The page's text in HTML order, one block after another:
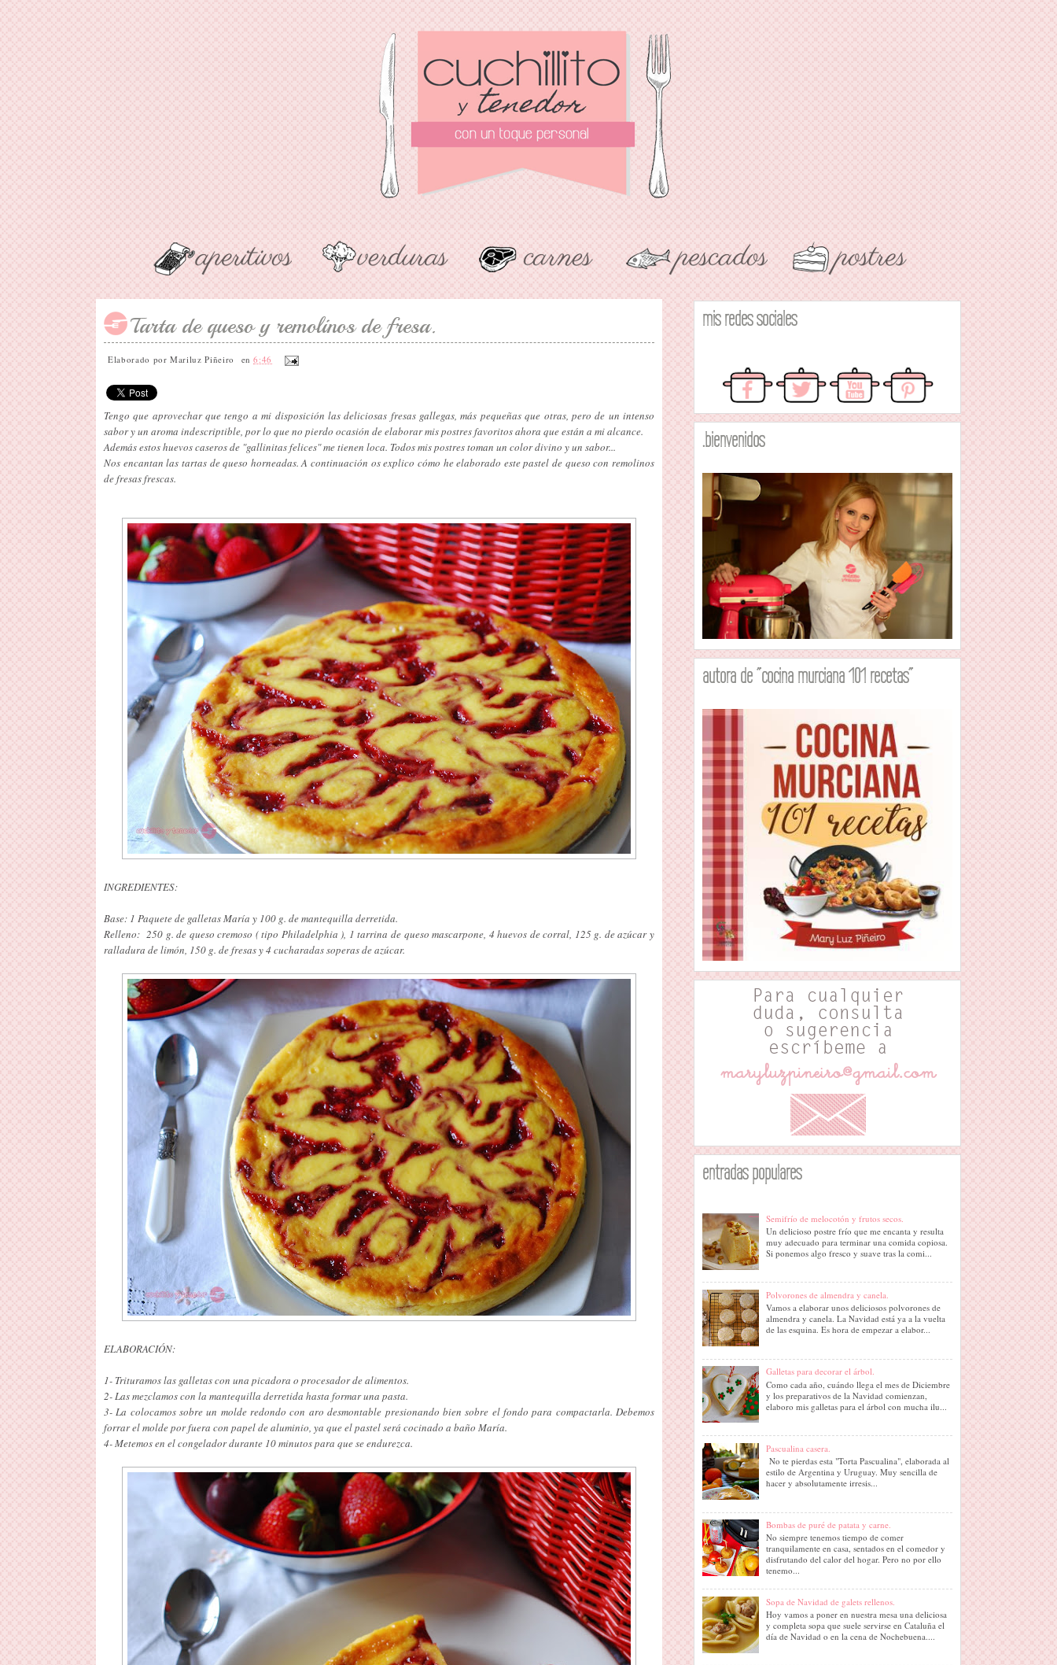
Tarta de queso y remolinos de fresa.
Elaborado porMariluz Piñeiro en6:46
Tengo que aprovechar que tengo a mi disposición las deliciosas fresas gallegas, más pequeñas que otras, pero de un intenso
sabor y un aroma indescriptible, por lo que no pierdo ocasión de elaborar mis postres favoritos ahora que están a mi alcance.
Además estos huevos caseros de "gallinitas felices" me tienen loca. Todos mis postres toman un color divino y un sabor...
Nos encantan las tartas de queso horneadas. A continuación os explico cómo he elaborado este pastel de queso con remolinos
de fresas frescas.
INGREDIENTES:
Base: 1 Paquete de galletas María y 100 g. de mantequilla derretida.
Relleno: 250 g. de queso cremoso ( tipo Philadelphia ), 1 tarrina de queso mascarpone, 4 huevos de corral, 125 g. de azúcar y
ralladura de limón, 150 g. de fresas y 4 cucharadas soperas de azúcar.
ELABORACIÓN:
1- Trituramos las galletas con una picadora o procesador de alimentos.
2- Las mezclamos con la mantequilla derretida hasta formar una pasta.
3- La colocamos sobre un molde redondo con aro desmontable presionando bien sobre el fondo para compactarla. Debemos
forrar el molde por fuera con papel de aluminio, ya que el pastel será cocinado a baño María.
4- Metemos en el congelador durante 10 minutos para que se endurezca.
mis redes sociales
.bienvenidos
autora de "cocina murciana 101 recetas"
entradas populares
Semifrío de melocotón y frutos secos.
Un delicioso postre frío que me encanta y resulta
muy adecuado para terminar una comida copiosa.
Si ponemos algo fresco y suave tras la comi...
Polvorones de almendra y canela.
Vamos a elaborar unos deliciosos polvorones de
almendra y canela. La Navidad está ya a la vuelta
de las esquina. Es hora de empezar a elabor...
Galletas para decorar el árbol.
Como cada año, cuándo llega el mes de Diciembre
y los preparativos de la Navidad comienzan,
elaboro mis galletas para el árbol con mucha ilu...
Pascualina casera.
No te pierdas esta "Torta Pascualina", elaborada al
estilo de Argentina y Uruguay. Muy sencilla de
hacer y absolutamente irresis...
Bombas de puré de patata y carne.
No siempre tenemos tiempo de comer
tranquilamente en casa, sentados en el comedor y
disfrutando del calor del hogar. Pero no por ello
tenemo...
Sopa de Navidad de galets rellenos.
Hoy vamos a poner en nuestra mesa una deliciosa
y completa sopa que suele servirse en Cataluña el
día de Navidad o en la cena de Nochebuena....